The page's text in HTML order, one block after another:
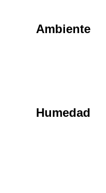
Ambiente
Humedad